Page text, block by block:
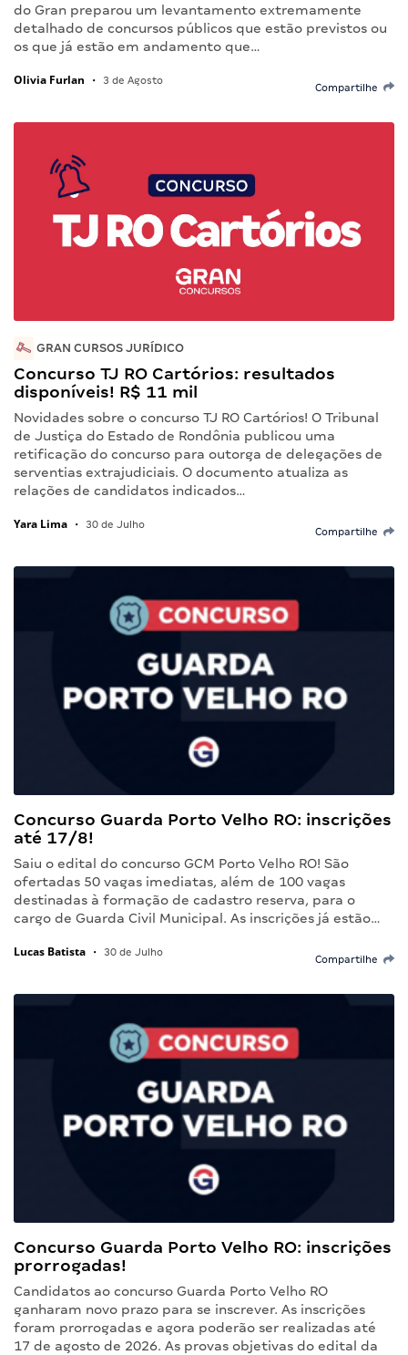
do Gran preparou um levantamento extremamente
detalhado de concursos públicos que estão previstos ou
os que já estão em andamento que…
Olivia Furlan • 3 de Agosto
Compartilhe
GRAN CURSOS JURÍDICO
Concurso TJ RO Cartórios: resultados
disponíveis! R$ 11 mil
Novidades sobre o concurso TJ RO Cartórios! O Tribunal
de Justiça do Estado de Rondônia publicou uma
retificação do concurso para outorga de delegações de
serventias extrajudiciais. O documento atualiza as
relações de candidatos indicados…
Yara Lima • 30 de Julho
Compartilhe
Concurso Guarda Porto Velho RO: inscrições
até 17/8!
Saiu o edital do concurso GCM Porto Velho RO! São
ofertadas 50 vagas imediatas, além de 100 vagas
destinadas à formação de cadastro reserva, para o
cargo de Guarda Civil Municipal. As inscrições já estão…
Lucas Batista • 30 de Julho
Compartilhe
Concurso Guarda Porto Velho RO: inscrições
prorrogadas!
Candidatos ao concurso Guarda Porto Velho RO
ganharam novo prazo para se inscrever. As inscrições
foram prorrogadas e agora poderão ser realizadas até
17 de agosto de 2026. As provas objetivas do edital da